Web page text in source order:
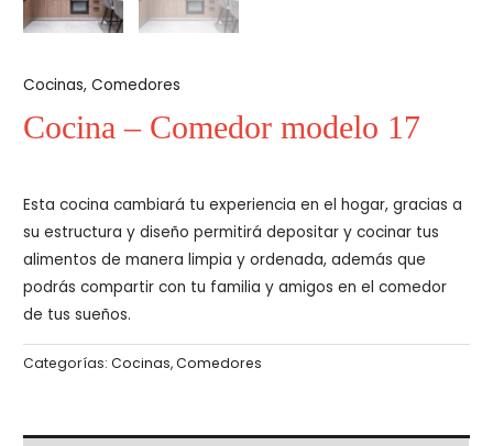
Cocinas,Comedores
Cocina – Comedor modelo 17
Esta cocina cambiará tu experiencia en el hogar, gracias a
su estructura y diseño permitirá depositar y cocinar tus
alimentos de manera limpia y ordenada, además que
podrás compartir con tu familia y amigos en el comedor
de tus sueños.
Categorías:Cocinas,Comedores